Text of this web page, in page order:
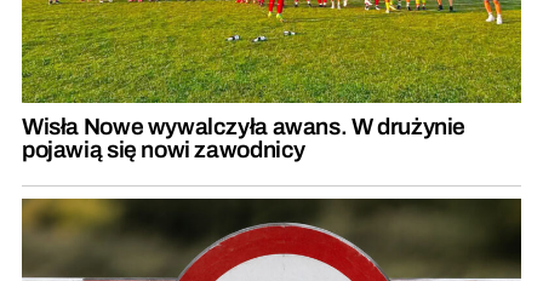
Wisła Nowe wywalczyła awans. W drużynie
pojawią się nowi zawodnicy